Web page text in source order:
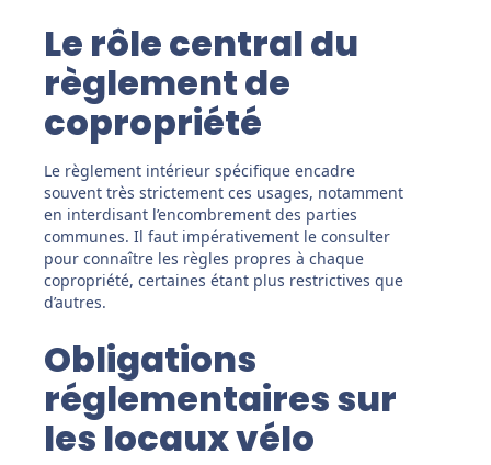
Le rôle central du
règlement de
copropriété
Le règlement intérieur spécifique encadre
souvent très strictement ces usages, notamment
en interdisant l’encombrement des parties
communes. Il faut impérativement le consulter
pour connaître les règles propres à chaque
copropriété, certaines étant plus restrictives que
d’autres.
Obligations
réglementaires sur
les locaux vélo